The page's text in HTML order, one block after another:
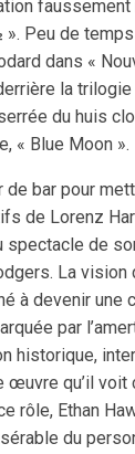
Peu de
dans «
la
du huis
« Blue Moon ».
de bar pour
de Lorenz
spectacle de
La vision
à devenir une
par
historique,
œuvre qu’il
rôle, Ethan
du